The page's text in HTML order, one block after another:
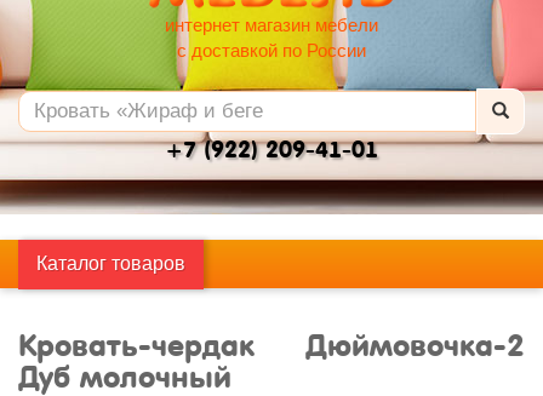
интернет магазин мебели
с доставкой по России
+7 (922) 209-41-01
Каталог товаров
Кровать-чердак Дюймовочка-2
Дуб молочный